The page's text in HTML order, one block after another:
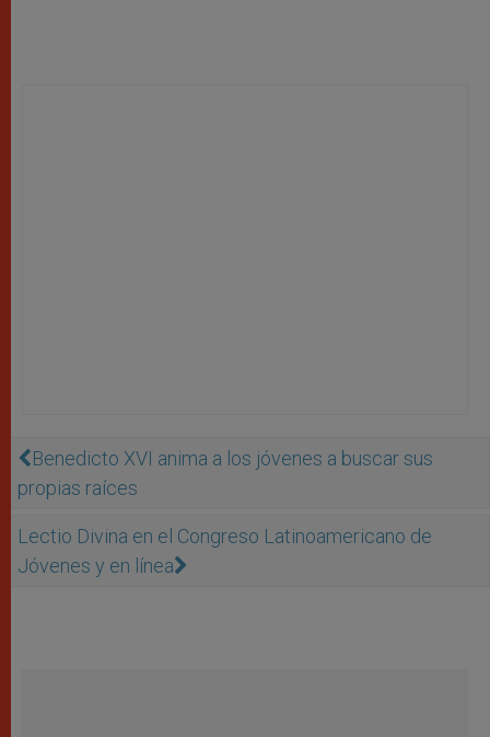
Benedicto XVI anima a los jóvenes a buscar sus
propias raíces
Lectio Divina en el Congreso Latinoamericano de
Jóvenes y en línea